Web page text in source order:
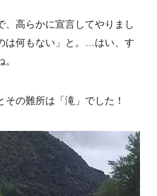
、高らかに宣言してやりまし
は何もない」と。…はい、す
の難所は「滝」でした！